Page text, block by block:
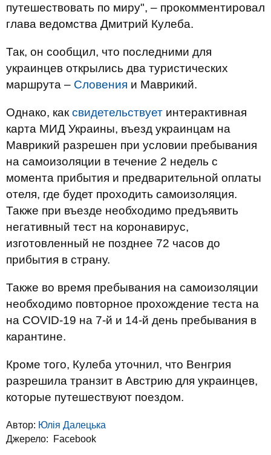
путешествовать по миру", – прокомментировал
глава ведомства Дмитрий Кулеба.
Так, он сообщил, что последними для
украинцев открылись два туристических
маршрута – Словения и Маврикий.
Однако, как свидетельствует интерактивная
карта МИД Украины, въезд украинцам на
Маврикий разрешен при условии пребывания
на самоизоляции в течение 2 недель с
момента прибытия и предварительной оплаты
отеля, где будет проходить самоизоляция.
Также при въезде необходимо предъявить
негативный тест на коронавирус,
изготовленный не позднее 72 часов до
прибытия в страну.
Также во время пребывания на самоизоляции
необходимо повторное прохождение теста на
на COVID-19 на 7-й и 14-й день пребывания в
карантине.
Кроме того, Кулеба уточнил, что Венгрия
разрешила транзит в Австрию для украинцев,
которые путешествуют поездом.
Автор: Юлiя Далецька
Джерело:
Facebook